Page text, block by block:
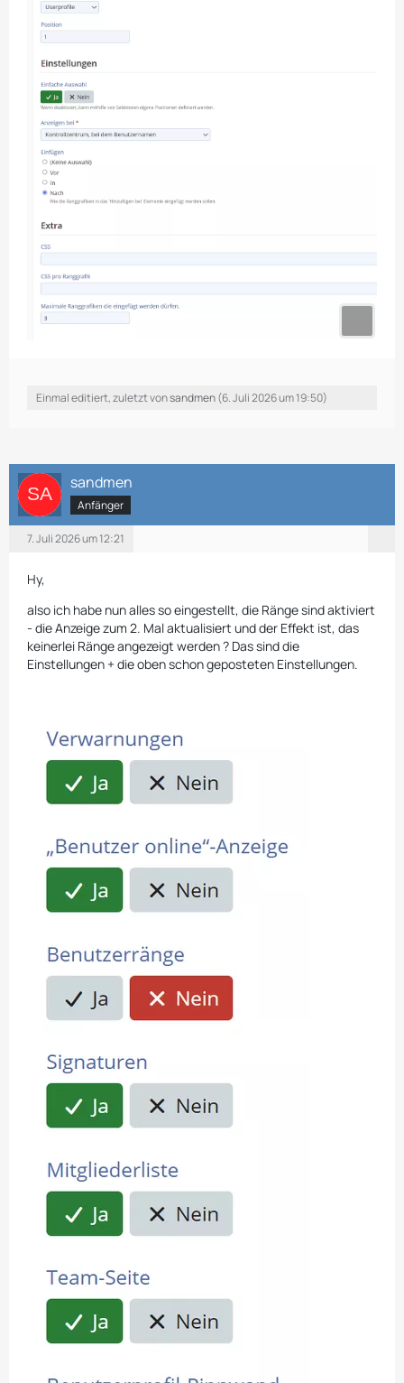
Einmal editiert, zuletzt vonsandmen(6. Juli 2026 um 19:50)
sandmen
Anfänger
7. Juli 2026 um 12:21
Hy,
also ich habe nun alles so eingestellt, die Ränge sind aktiviert
- die Anzeige zum 2. Mal aktualisiert und der Effekt ist, das
keinerlei Ränge angezeigt werden ? Das sind die
Einstellungen + die oben schon geposteten Einstellungen.